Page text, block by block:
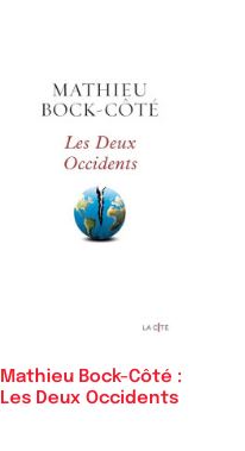
Mathieu Bock-Côté :
Les Deux Occidents